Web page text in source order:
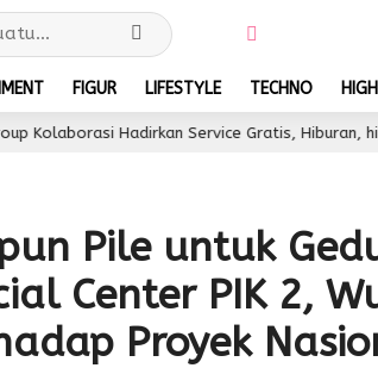
FIGUR LIFESTYLE TECHNO
Service Gratis, Hiburan, hingga Penyaluran
Pile untuk
Center PIK 2,
Proyek